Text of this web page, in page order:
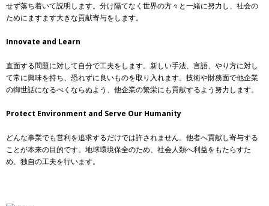
連絡先
日本語
せず落ち着いて説明します。分け隔てなく世界の方々と一緒に努力し、社会の
ためにますます大きな貢献寄与をします。
Innovate and Learn
直面する問題に対して自分で工夫をします。新しい手法、言語、やり方に対し
て常に興味を持ち、恐れずに良いものを取り入れます。技術や財務面で他企業
の御世話になるべくならぬよう、他企業の繁栄にも貢献するよう努力します。
Protect Environment and Serve Our Humanity
どんな事業でも営利を追求するだけでは許されません。他者へ貢献し寄与する
ことが本来の目的です。地球環境保全のため、社会人類へ利益をもたらすた
め、独自の工夫を行います。